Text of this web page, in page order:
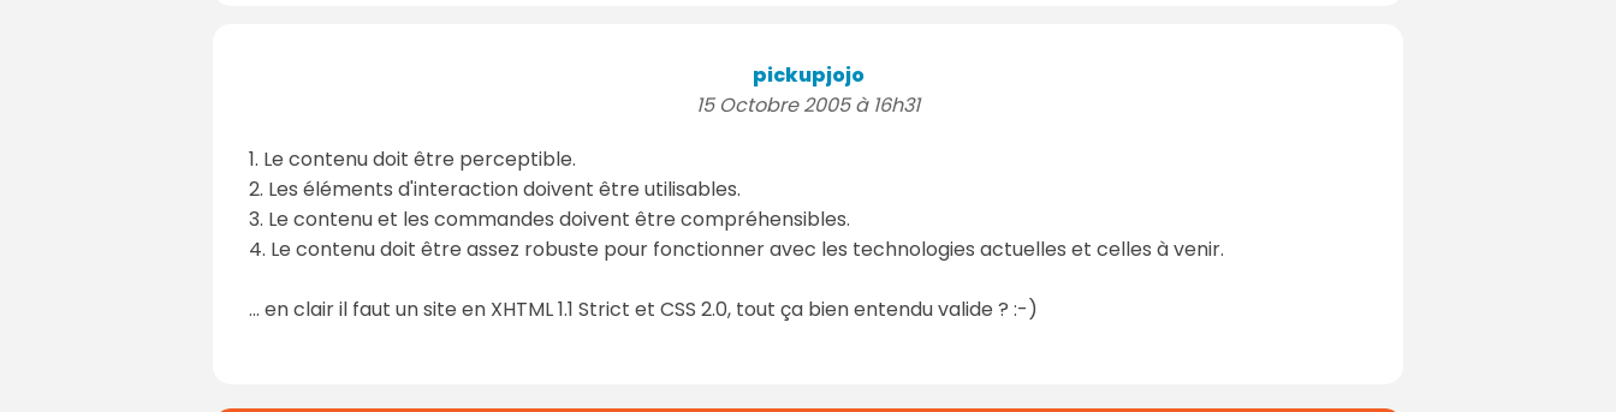
pickupjojo
15 Octobre 2005 à 16h31
1. Le contenu doit être perceptible.
2. Les éléments d'interaction doivent être utilisables.
3. Le contenu et les commandes doivent être compréhensibles.
4. Le contenu doit être assez robuste pour fonctionner avec les technologies actuelles et celles à venir.
... en clair il faut un site en XHTML 1.1 Strict et CSS 2.0, tout ça bien entendu valide ? :-)